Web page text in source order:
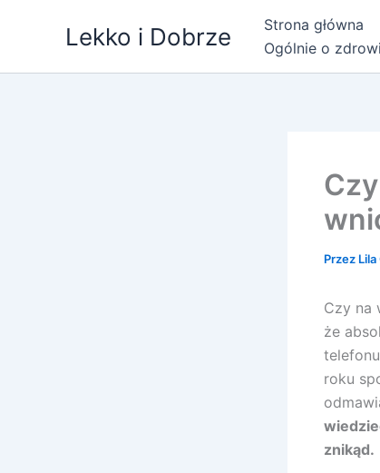
Lekko i Dobrze Strona główna
Ogólnie o
Przez
Czy na
że
roku
znikąd.